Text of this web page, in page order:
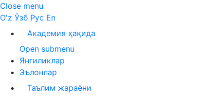
Close menu
O'z Ўзб Рус En
Академия ҳақида
Open submenu
Янгиликлар
Эълонлар
Таълим жараёни